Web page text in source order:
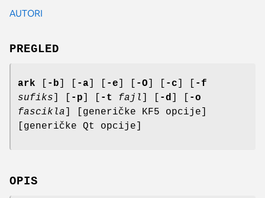
AUTORI
PREGLED
ark -b -a -e -O -c
-f
sufiks
-p -t fajl -d
-o
fascikla ] [generičke KF5 opcije]
[generičke Qt opcije]
OPIS